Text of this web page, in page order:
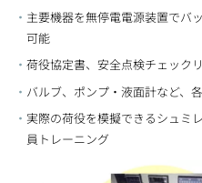
主要機器を無停電電源装置でバ
可能
荷役協定書、安全点検チェック
バルブ、ポンプ・液面計など、
実際の荷役を模擬できるシュミ
員トレーニング